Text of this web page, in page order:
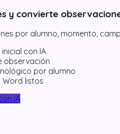
y convierte
por alumno, momento,
con IA
observación
por alumno
Word listos
IA